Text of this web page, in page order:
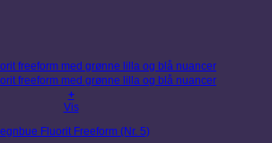
+
Vis
Fluorit Freeform (Nr. 5)